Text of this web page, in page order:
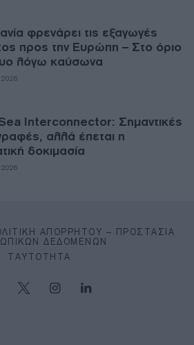
φρενάρει τις εξαγωγές
προς την Ευρώπη – Στο όριο
λόγω καύσωνα
2026
Interconnector: Σημαντικές
αλλά έπεται η
δοκιμασία
2026
ΑΠΟΡΡΉΤΟΥ – ΠΡΟΣΤΑΣΊΑ
ΔΕΔΟΜΈΝΩΝ
ΤΑΥΤΌΤΗΤΑ